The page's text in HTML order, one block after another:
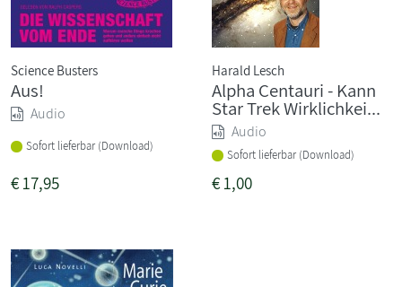
Science Busters
Aus!
Audio
Sofort lieferbar (Download)
€17,95
Harald Lesch
Alpha Centauri - Kann
Star Trek Wirklichkei...
Audio
Sofort lieferbar (Download)
€1,00